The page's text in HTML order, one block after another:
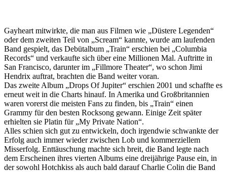
Gayheart mitwirkte, die man aus Filmen wie „Düstere Legenden“
oder dem zweiten Teil von „Scream“ kannte, wurde am laufenden
Band gespielt, das Debütalbum „Train“ erschien bei „Columbia
Records“ und verkaufte sich über eine Millionen Mal. Auftritte in
San Francisco, darunter im „Fillmore Theater“, wo schon Jimi
Hendrix auftrat, brachten die Band weiter voran.
Das zweite Album „Drops Of Jupiter“ erschien 2001 und schaffte es
erneut weit in die Charts hinauf. In Amerika und Großbritannien
waren vorerst die meisten Fans zu finden, bis „Train“ einen
Grammy für den besten Rocksong gewann. Einige Zeit später
erhielten sie Platin für „My Private Nation“.
Alles schien sich gut zu entwickeln, doch irgendwie schwankte der
Erfolg auch immer wieder zwischen Lob und kommerziellem
Misserfolg. Enttäuschung machte sich breit, die Band legte nach
dem Erscheinen ihres vierten Albums eine dreijährige Pause ein, in
der sowohl Hotchkiss als auch bald darauf Charlie Colin die Band